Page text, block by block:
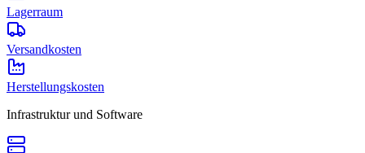
Lagerraum
Versandkosten
Herstellungskosten
Infrastruktur und Software